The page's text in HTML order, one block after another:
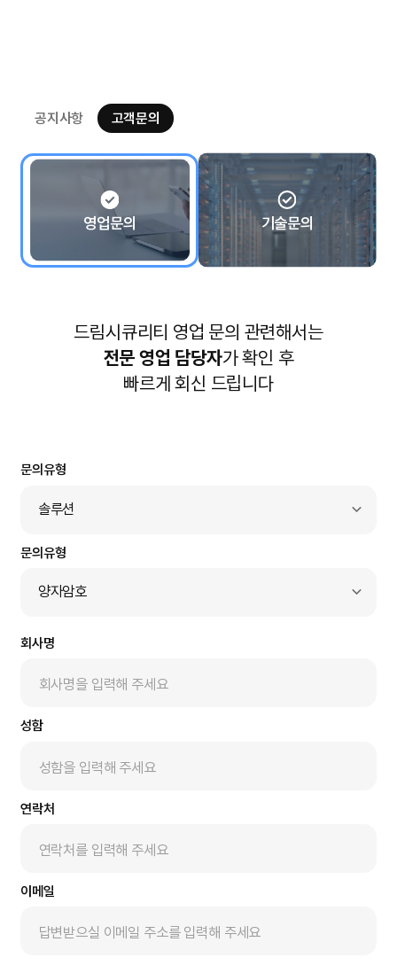
공지사항 고객문의
영업문의 기술문의
드림시큐리티 영업 문의 관련해서는
전문 영업 담당자가 확인 후
빠르게 회신 드립니다
문의유형
솔루션
솔루션
기타
양자암호
제로트러스트
사설인증체계
양자암호
회사명
성함
연락처
이메일